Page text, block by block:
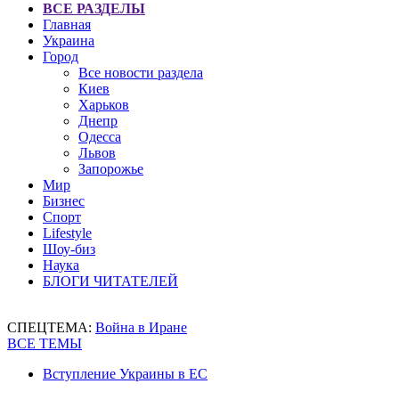
ВСЕ РАЗДЕЛЫ
Главная
Украина
Город
Все новости раздела
Киев
Харьков
Днепр
Одесса
Львов
Запорожье
Мир
Бизнес
Спорт
Lifestyle
Шоу-биз
Наука
БЛОГИ ЧИТАТЕЛЕЙ
СПЕЦТЕМА: Война в Иране
ВСЕ ТЕМЫ
Вступление Украины в ЕС